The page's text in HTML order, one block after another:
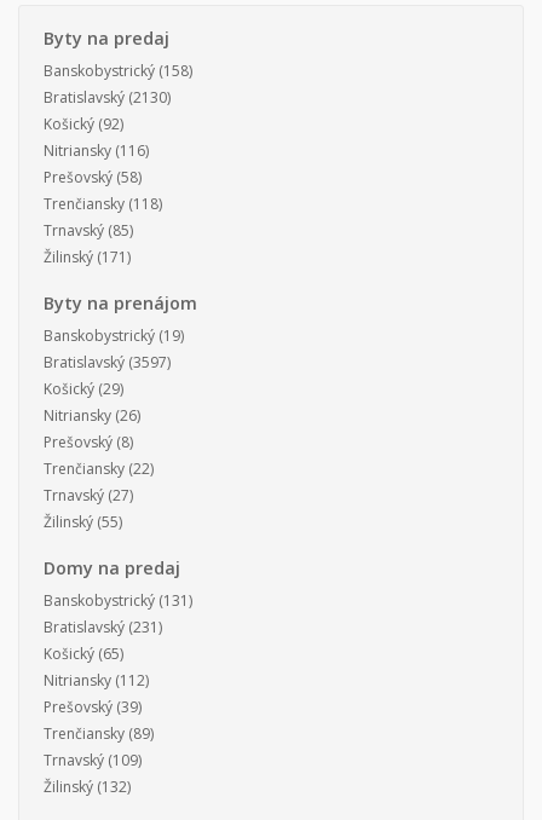
Byty na predaj
Banskobystrický (158)
Bratislavský (2130)
Košický (92)
Nitriansky (116)
Prešovský (58)
Trenčiansky (118)
Trnavský (85)
Žilinský (171)
Byty na prenájom
Banskobystrický (19)
Bratislavský (3597)
Košický (29)
Nitriansky (26)
Prešovský (8)
Trenčiansky (22)
Trnavský (27)
Žilinský (55)
Domy na predaj
Banskobystrický (131)
Bratislavský (231)
Košický (65)
Nitriansky (112)
Prešovský (39)
Trenčiansky (89)
Trnavský (109)
Žilinský (132)